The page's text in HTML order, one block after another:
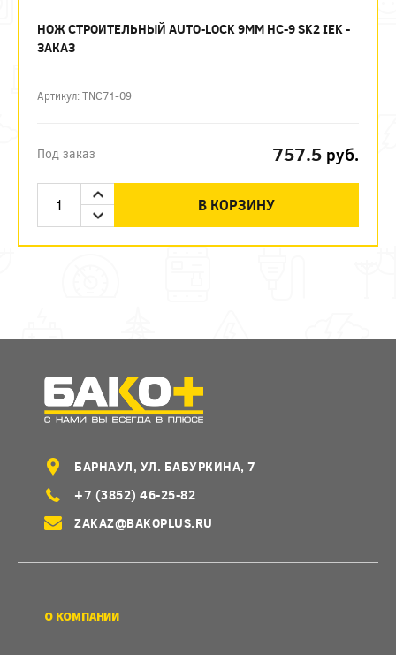
НОЖ СТРОИТЕЛЬНЫЙ AUTO-LOCK 9ММ НС-9 SK2 IEK -
ЗАКАЗ
Артикул: TNC71-09
Под заказ 757.5 руб.
В КОРЗИНУ
БАРНАУЛ, УЛ. БАБУРКИНА, 7
+7 (3852) 46-25-82
ZAKAZ@BAKOPLUS.RU
О КОМПАНИИ